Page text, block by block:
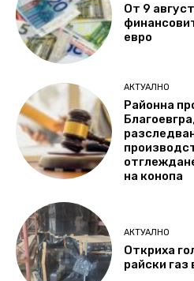
От 9
евро
АКТУАЛНО
Районна
на конопа
АКТУАЛНО
Откриха
райски